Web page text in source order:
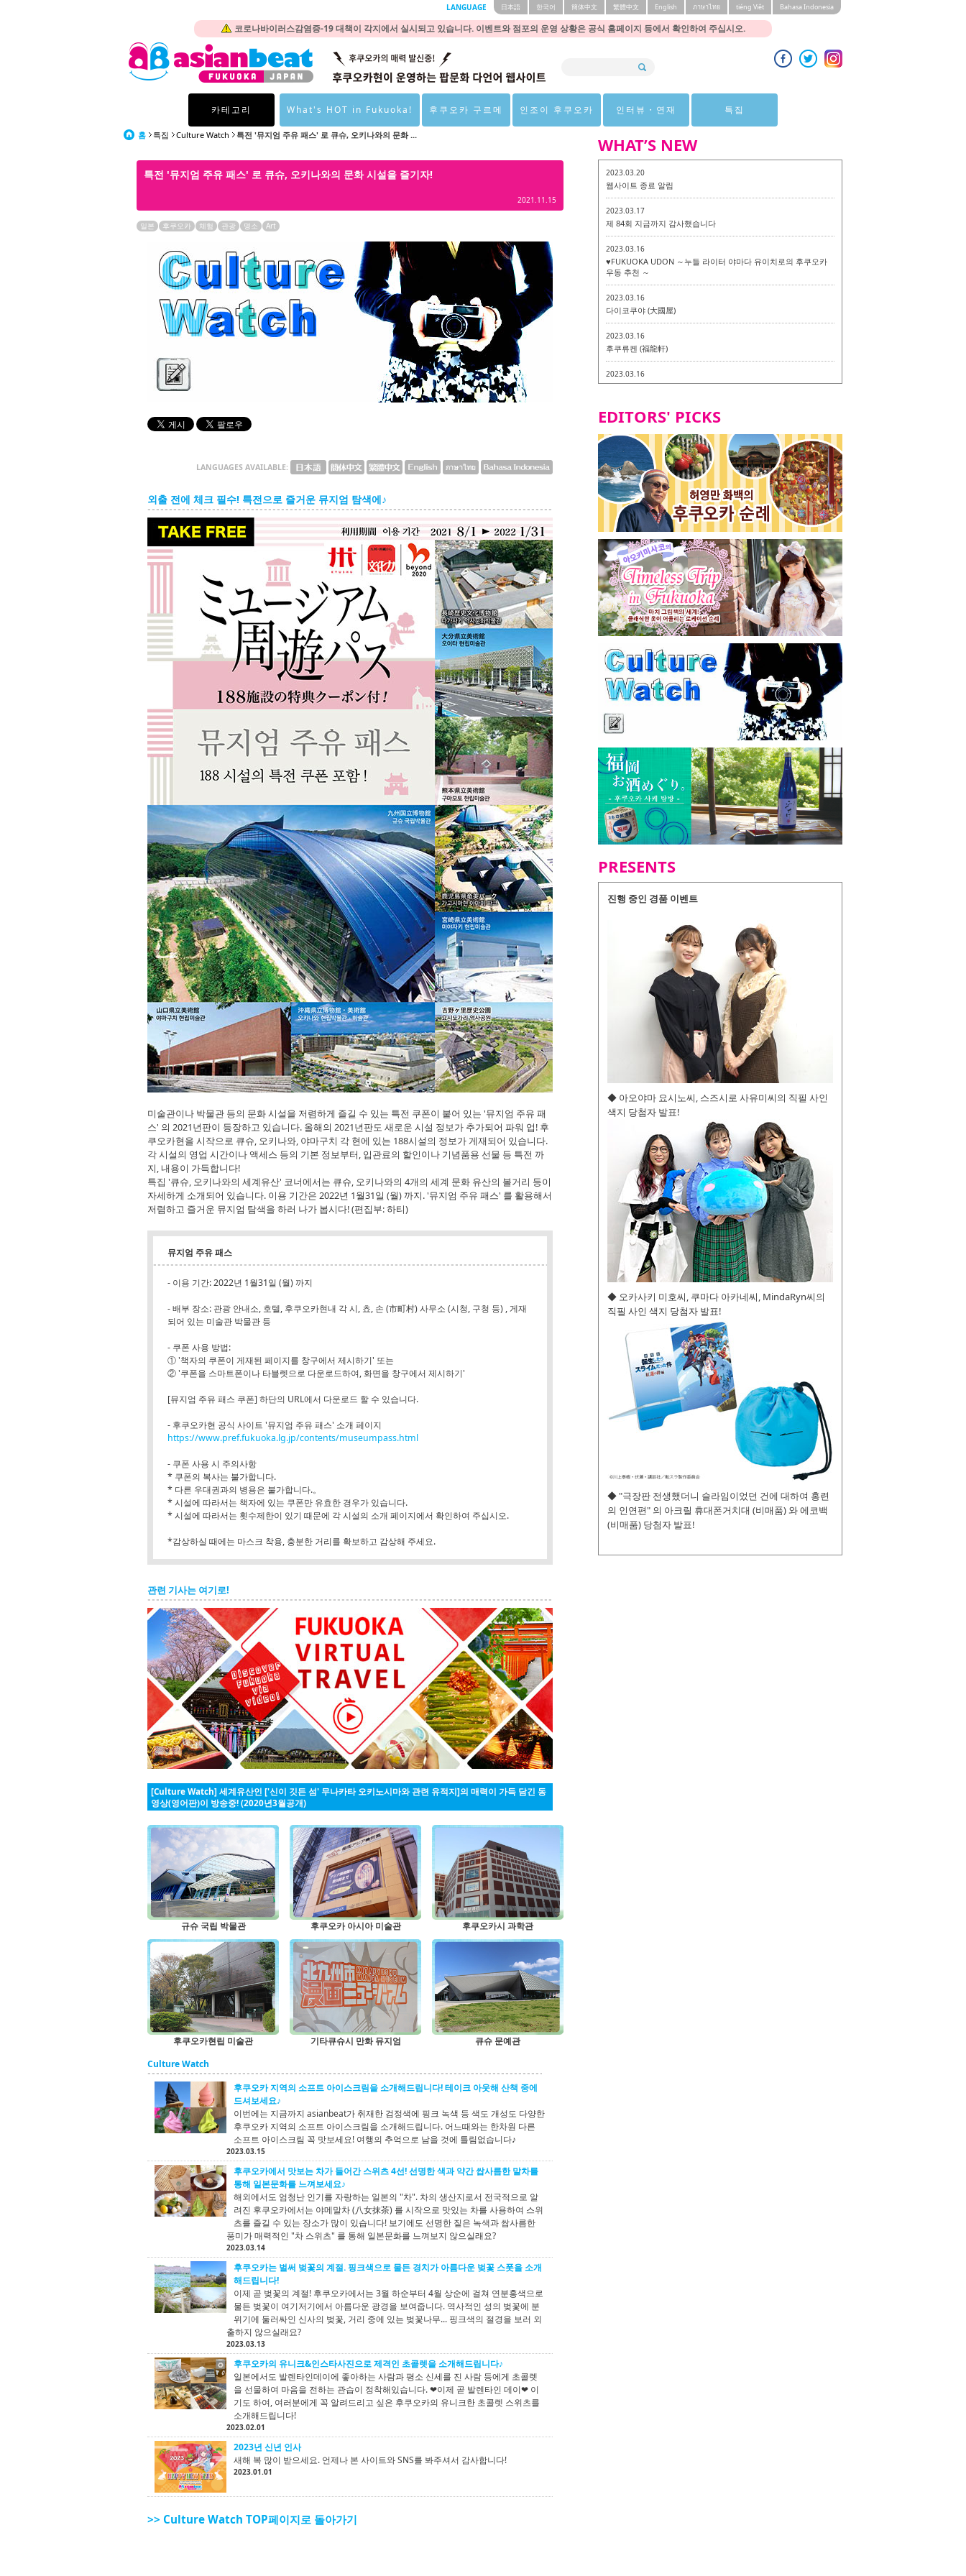
코로나바이러스감염증-19 대책이 각지에서 실시되고 있습니다. 이벤트와 점포의 운영 상황은 공식 홈페이지 등에서 확인하여 주십시오.
LANGUAGE 日本語 한국어 簡体中文 繁體中文 English ภาษาไทย tiéng Viêt Bahasa Indonesia
카테고리 What's HOT in Fukuoka! 후쿠오카 구르메 인조이 후쿠오카 인터뷰・연재 특집
홈 특집 Culture Watch 특전 '뮤지엄 주유 패스' 로 큐슈, 오키나와의 문화 ...
특전 '뮤지엄 주유 패스' 로 큐슈, 오키나와의 문화 시설을 즐기자!
2021.11.15
일본 후쿠오카 체험 관광 명소 Art
LANGUAGES AVAILABLE:
외출 전에 체크 필수! 특전으로 즐거운 뮤지엄 탐색에♪
미술관이나 박물관 등의 문화 시설을 저렴하게 즐길 수 있는 특전 쿠폰이 붙어 있는 '뮤지엄 주유 패
스' 의 2021년판이 등장하고 있습니다. 올해의 2021년판도 새로운 시설 정보가 추가되어 파워 업! 후
쿠오카현을 시작으로 큐슈, 오키나와, 야마구치 각 현에 있는 188시설의 정보가 게재되어 있습니다.
각 시설의 영업 시간이나 액세스 등의 기본 정보부터, 입관료의 할인이나 기념품용 선물 등 특전 까
지, 내용이 가득합니다!
특집 '큐슈, 오키나와의 세계유산' 코너에서는 큐슈, 오키나와의 4개의 세계 문화 유산의 볼거리 등이
자세하게 소개되어 있습니다. 이용 기간은 2022년 1월31일 (월) 까지. '뮤지엄 주유 패스' 를 활용해서
저렴하고 즐거운 뮤지엄 탐색을 하러 나가 봅시다! (편집부: 하티)
뮤지엄 주유 패스
- 이용 기간: 2022년 1월31일 (월) 까지
- 배부 장소: 관광 안내소, 호텔, 후쿠오카현내 각 시, 쵸, 손 (市町村) 사무소 (시청, 구청 등) , 게재
되어 있는 미술관 박물관 등
- 쿠폰 사용 방법:
① '책자의 쿠폰이 게재된 페이지를 창구에서 제시하기' 또는
② '쿠폰을 스마트폰이나 타블렛으로 다운로드하여, 화면을 창구에서 제시하기'
[뮤지엄 주유 패스 쿠폰] 하단의 URL에서 다운로드 할 수 있습니다.
- 후쿠오카현 공식 사이트 '뮤지엄 주유 패스' 소개 페이지
https://www.pref.fukuoka.lg.jp/contents/museumpass.html
- 쿠폰 사용 시 주의사항
* 쿠폰의 복사는 불가합니다.
* 다른 우대권과의 병용은 불가합니다.。
* 시설에 따라서는 책자에 있는 쿠폰만 유효한 경우가 있습니다.
* 시설에 따라서는 횟수제한이 있기 때문에 각 시설의 소개 페이지에서 확인하여 주십시오.
*감상하실 때에는 마스크 착용, 충분한 거리를 확보하고 감상해 주세요.
관련 기사는 여기로!
[Culture Watch] 세계유산인 ['신이 깃든 섬' 무나카타 오키노시마와 관련 유적지]의 매력이 가득 담긴 동
영상(영어판)이 방송중! (2020년3월공개)
규슈 국립 박물관 후쿠오카 아시아 미술관 후쿠오카시 과학관
후쿠오카현립 미술관 기타큐슈시 만화 뮤지엄 큐슈 문예관
Culture Watch
후쿠오카 지역의 소프트 아이스크림을 소개해드립니다! 테이크 아웃해 산책 중에
드셔보세요♪
이번에는 지금까지 asianbeat가 취재한 검정색에 핑크 녹색 등 색도 개성도 다양한
후쿠오카 지역의 소프트 아이스크림을 소개해드립니다. 어느때와는 한차원 다른
소프트 아이스크림 꼭 맛보세요! 여행의 추억으로 남을 것에 틀림없습니다♪
2023.03.15
후쿠오카에서 맛보는 차가 들어간 스위츠 4선! 선명한 색과 약간 쌉사름한 말차를
통해 일본문화를 느껴보세요♪
해외에서도 엄청난 인기를 자랑하는 일본의 "차". 차의 생산지로서 전국적으로 알
려진 후쿠오카에서는 야메말차 (八女抹茶) 를 시작으로 맛있는 차를 사용하여 스위
츠를 즐길 수 있는 장소가 많이 있습니다! 보기에도 선명한 짙은 녹색과 쌉사름한
풍미가 매력적인 "차 스위츠" 를 통해 일본문화를 느껴보지 않으실래요?
2023.03.14
후쿠오카는 벌써 벚꽃의 계절. 핑크색으로 물든 경치가 아름다운 벚꽃 스폿을 소개
해드립니다!
이제 곧 벚꽃의 계절! 후쿠오카에서는 3월 하순부터 4월 상순에 걸쳐 연분홍색으로
물든 벚꽃이 여기저기에서 아름다운 광경을 보여줍니다. 역사적인 성의 벚꽃에 분
위기에 둘러싸인 신사의 벚꽃, 거리 중에 있는 벚꽃나무... 핑크색의 절경을 보러 외
출하지 않으실래요?
2023.03.13
후쿠오카의 유니크&인스타사진으로 제격인 초콜렛을 소개해드립니다♪
일본에서도 발렌타인데이에 좋아하는 사람과 평소 신세를 진 사람 등에게 초콜렛
을 선물하여 마음을 전하는 관습이 정착해있습니다. ❤이제 곧 발렌타인 데이❤ 이
기도 하여, 여러분에게 꼭 알려드리고 싶은 후쿠오카의 유니크한 초콜렛 스위츠를
소개해드립니다!
2023.02.01
2023년 신년 인사
새해 복 많이 받으세요. 언제나 본 사이트와 SNS를 봐주셔서 감사합니다!
2023.01.01
>> Culture Watch TOP페이지로 돌아가기
WHAT’S NEW
2023.03.20
웹사이트 종료 알림
2023.03.17
제 84회 지금까지 감사했습니다
2023.03.16
♥FUKUOKA UDON ～누들 라이터 야마다 유이치로의 후쿠오카
우동 추천 ～
2023.03.16
다이코쿠야 (大國屋)
2023.03.16
후쿠류켄 (福龍軒)
2023.03.16
후쿠오카 라멘 월드 - Presented by 누들 라이터 야마다 유이치로
2023.03.07
비건・베지테리언 메뉴 시식 투어 in 후쿠오카시
2023.03.07
이소기요카라즈 하카타 본점 / 磯ぎよからず 博多本店 - 비건・베
지테리언 메뉴 시식투어 in 후쿠오카시 -
2023.03.02
little stand 다이묘점 -비건・베지테리언 메뉴 시식투어 in 후쿠오
카시
2023.02.28
토치쿠켄 오리오본사 우동점 / 東筑軒 折尾本社うどん店
EDITORS' PICKS
PRESENTS
진행 중인 경품 이벤트
◆ 아오야마 요시노씨, 스즈시로 사유미씨의 직필 사인
색지 당첨자 발표!
◆ 오카사키 미호씨, 쿠마다 아카네씨, MindaRyn씨의
직필 사인 색지 당첨자 발표!
◆ "극장판 전생했더니 슬라임이었던 건에 대하여 홍련
의 인연편" 의 아크릴 휴대폰거치대 (비매품) 와 에코백
(비매품) 당첨자 발표!